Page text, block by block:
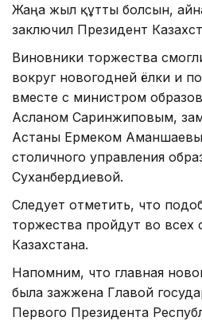
Жаңа жыл құтты болсын,
заключил Президент
Виновники торжества
вокруг новогодней ёлки и
вместе с министром
Асланом Саринжиповым,
Астаны Ермеком
столичного управления
Суханбердиевой.
Следует отметить, что
торжества пройдут во всех
Казахстана.
Напомним, что главная
была зажжена Главой
Первого Президента